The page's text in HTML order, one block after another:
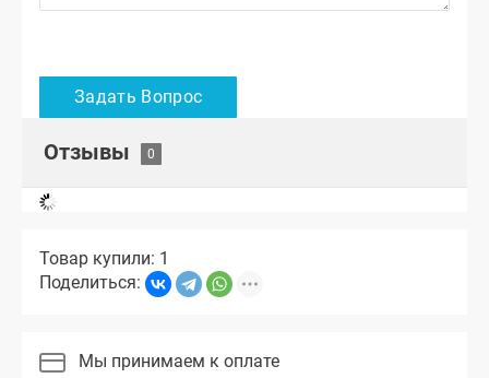
Отзывы
Товар купили: 1
Поделиться:
Мы принимаем к оплате